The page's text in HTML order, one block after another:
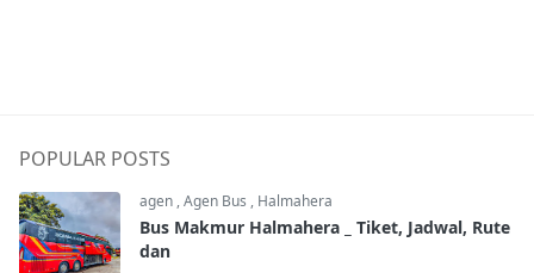
POPULAR POSTS
agen ,Agen Bus , Halmahera
Bus Makmur Halmahera _ Tiket, Jadwal, Rute
dan